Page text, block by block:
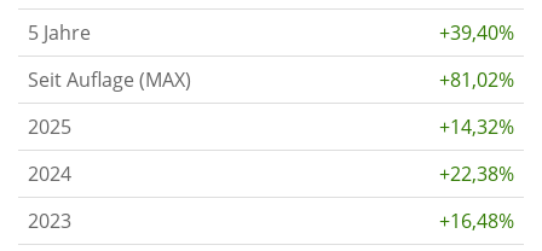
5 Jahre
+39,40%
Seit Auflage (MAX)
+81,02%
2025
+14,32%
2024
+22,38%
2023
+16,48%